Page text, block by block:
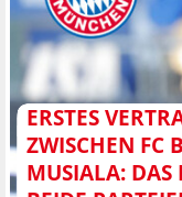
ERSTES
ZWISCHEN FC
MUSIALA: DAS